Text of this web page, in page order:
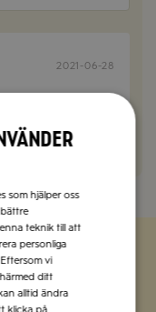
2021-06-28
som hjälper oss
teknik till att
personliga
vi
ditt
alltid ändra